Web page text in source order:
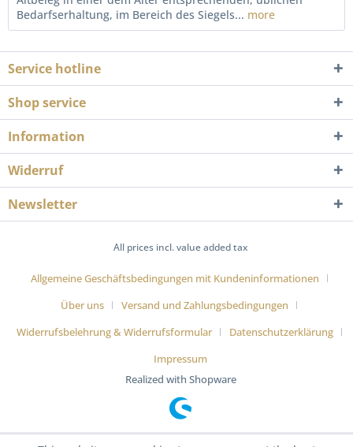
Bedarfserhaltung, im Bereich des Siegels... more
Service hotline
Shop service
Information
Widerruf
Newsletter
All prices incl. value added tax
Allgemeine Geschäftsbedingungen mit Kundeninformationen
Über uns
Versand und Zahlungsbedingungen
Widerrufsbelehrung & Widerrufsformular
Datenschutzerklärung
Impressum
Realized with Shopware